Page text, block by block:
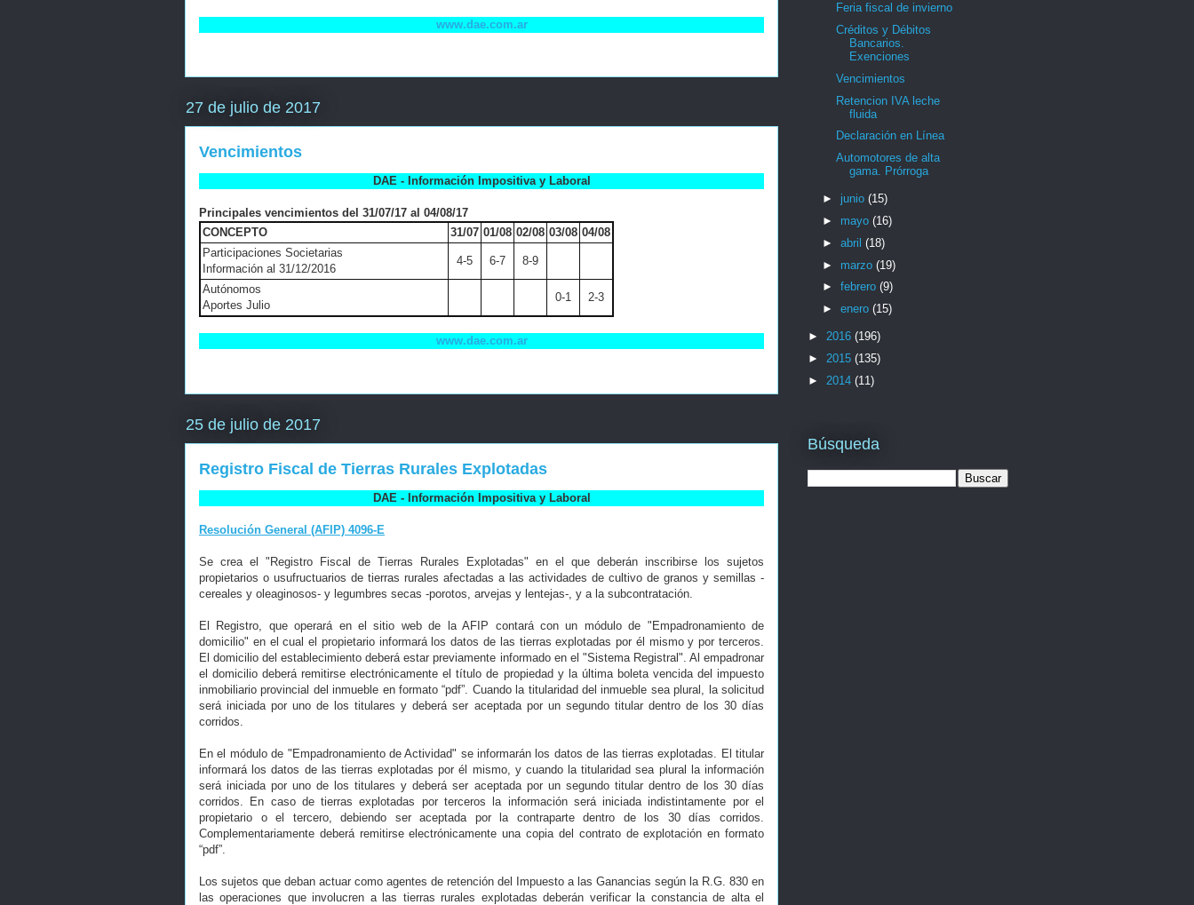
www.dae.com.ar
27 de julio de 2017
Vencimientos
DAE - Información Impositiva y Laboral
Principales vencimientos del 31/07/17 al 04/08/17
CONCEPTO
31/07 01/08 02/08 03/08 04/08
Participaciones Societarias
Información al 31/12/2016
4-5 6-7 8-9
Autónomos
Aportes Julio
0-1 2-3
www.dae.com.ar
25 de julio de 2017
Registro Fiscal de Tierras Rurales Explotadas
DAE - Información Impositiva y Laboral
Resolución General (AFIP) 4096-E
Se crea el "Registro Fiscal de Tierras Rurales Explotadas" en el que deberán inscribirse los sujetos
propietarios o usufructuarios de tierras rurales afectadas a las actividades de cultivo de granos y semillas -
cereales y oleaginosos- y legumbres secas -porotos, arvejas y lentejas-, y a la subcontratación.
El Registro, que operará en el sitio web de la AFIP contará con un módulo de "Empadronamiento de
domicilio" en el cual el propietario informará los datos de las tierras explotadas por él mismo y por terceros.
El domicilio del establecimiento deberá estar previamente informado en el "Sistema Registral". Al empadronar
el domicilio deberá remitirse electrónicamente el título de propiedad y la última boleta vencida del impuesto
inmobiliario provincial del inmueble en formato “pdf”. Cuando la titularidad del inmueble sea plural, la solicitud
será iniciada por uno de los titulares y deberá ser aceptada por un segundo titular dentro de los 30 días
corridos.
En el módulo de "Empadronamiento de Actividad" se informarán los datos de las tierras explotadas. El titular
informará los datos de las tierras explotadas por él mismo, y cuando la titularidad sea plural la información
será iniciada por uno de los titulares y deberá ser aceptada por un segundo titular dentro de los 30 días
corridos. En caso de tierras explotadas por terceros la información será iniciada indistintamente por el
propietario o el tercero, debiendo ser aceptada por la contraparte dentro de los 30 días corridos.
Complementariamente deberá remitirse electrónicamente una copia del contrato de explotación en formato
“pdf”.
Los sujetos que deban actuar como agentes de retención del Impuesto a las Ganancias según la R.G. 830 en
las operaciones que involucren a las tierras rurales explotadas deberán verificar la constancia de alta el
Feria fiscal de invierno
Créditos y Débitos
Bancarios.
Exenciones
Vencimientos
Retencion IVA leche
fluida
Declaración en Línea
Automotores de alta
gama. Prórroga
► junio (15)
► mayo (16)
► abril (18)
► marzo (19)
► febrero (9)
► enero (15)
► 2016 (196)
► 2015 (135)
► 2014 (11)
Búsqueda